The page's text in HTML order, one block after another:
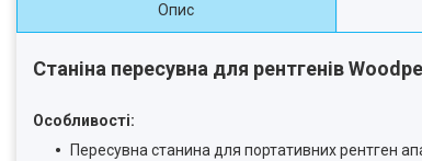
Опис
Станіна пересувна для рентгенів
Особливості:
Пересувна станина для портативних рентген